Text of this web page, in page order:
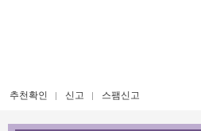
추천확인 신고 스팸신고